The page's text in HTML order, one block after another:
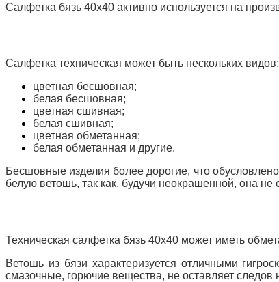
Салфетка бязь 40х40 активно используется на
Салфетка техническая может быть нескольких видов:
цветная бесшовная;
белая бесшовная;
цветная сшивная;
белая сшивная;
цветная обметанная;
белая обметанная и другие.
Бесшовные изделия более дорогие, что
белую ветошь, так как, будучи неокрашенной, она не
Техническая салфетка бязь 40х40 может иметь
Ветошь из бязи характеризуется отличными
смазочные, горючие вещества, не оставляет следов